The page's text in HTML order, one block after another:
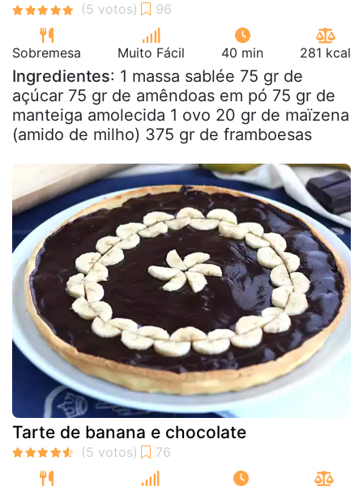
Sobremesa Muito Fácil 40 min 281 kcal
Ingredientes: 1 massa sablée 75 gr de
açúcar 75 gr de amêndoas em pó 75 gr de
manteiga amolecida 1 ovo 20 gr de maïzena
(amido de milho) 375 gr de framboesas
Tarte de banana e chocolate